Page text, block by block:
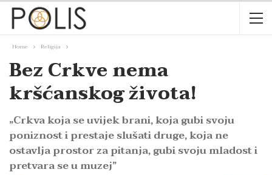
Home Religija
Bez Crkve nema
kršćanskog života!
„Crkva koja se uvijek brani, koja gubi svoju
poniznost i prestaje slušati druge, koja ne
ostavlja prostor za pitanja, gubi svoju mladost i
pretvara se u muzej”